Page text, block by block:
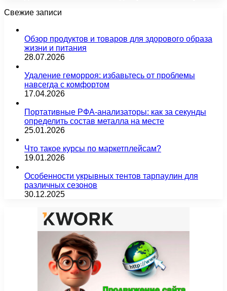
Свежие записи
Обзор продуктов и товаров для здорового образа
жизни и питания
28.07.2026
Удаление геморроя: избавьтесь от проблемы
навсегда с комфортом
17.04.2026
Портативные РФА-анализаторы: как за секунды
определить состав металла на месте
25.01.2026
Что такое курсы по маркетплейсам?
19.01.2026
Особенности укрывных тентов тарпаулин для
различных сезонов
30.12.2025